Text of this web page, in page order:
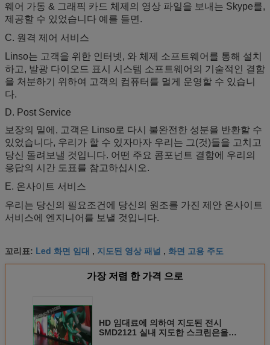
웨어 가동 & 그래픽 카드 체제의 영상 파일을 보내는 Skype를,
제공할 수 있었습니다 예를 들면.
C. 원격 제어 서비스
Linso는 고객을 위한 인터넷, 와 체제 소프트웨어를 통해 설치
하고, 발광 다이오드 표시 시스템 소프트웨어의 기술적인 결함
을 처분하기 위하여 고객의 컴퓨터를 멀게 운영할 수 있습니
다.
D. Post Service
보장의 밑에, 고객은 Linso로 다시 불완전한 성분을 반환할 수
있었습니다, 우리가 할 수 있자마자 우리는 그(것)들을 고치고
당신 돌려보낼 것입니다. 어떤 주요 콤포넌트 결함에 우리의
응답의 시간 도표를 참고하십시오.
E. 온사이트 서비스
우리는 당신의 필요조건에 당신의 원조를 가진 제안 온사이트
서비스에 엔지니어를 보낼 것입니다.
꼬리표: Led 화면 임대 , 지도된 영상 패널 , 화면 고용 주도
가장 저렴 한 가격 으로
HD 임대료에 의하여 지도된 전시
SMD2121 실내 지도한 스크린은을